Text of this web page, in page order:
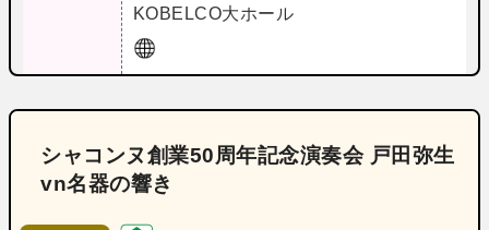
KOBELCO大ホール
シャコンヌ創業50周年記念演奏会 戸田弥生
vn名器の響き